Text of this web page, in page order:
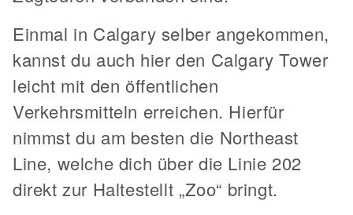
Einmal in Calgary selber angekommen,
kannst du auch hier den Calgary Tower
leicht mit den öffentlichen
Verkehrsmitteln erreichen. Hierfür
nimmst du am besten die Northeast
Line, welche dich über die Linie 202
direkt zur Haltestellt „Zoo“ bringt.